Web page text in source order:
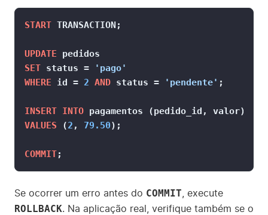
START TRANSACTION;
UPDATE
SET status =
'pago'
WHERE id = 2 AND status = 'pendente' ;
INSERT INTO
VALUES (2 , 79.50);
COMMIT;
Se ocorrer um erro antes do COMMIT , execute
ROLLBACK. Na aplicação real, verifique também se o